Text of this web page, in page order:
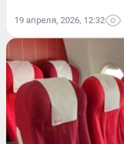
19 апреля, 2026, 12:32